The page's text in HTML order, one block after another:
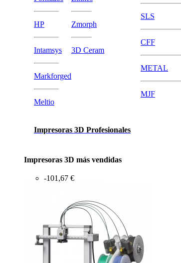
HP
Intamsys
Markforged
Meltio
Zmorph
3D Ceram
Impresoras 3D Profesionales
SLS
CFF
METAL
MJF
Impresoras 3D más vendidas
-101,67 €